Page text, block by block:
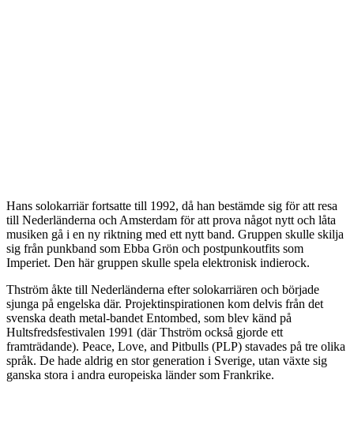
Hans solokarriär fortsatte till 1992, då han bestämde sig för att resa
till Nederländerna och Amsterdam för att prova något nytt och låta
musiken gå i en ny riktning med ett nytt band. Gruppen skulle skilja
sig från punkband som Ebba Grön och postpunkoutfits som
Imperiet. Den här gruppen skulle spela elektronisk indierock.
Thström åkte till Nederländerna efter solokarriären och började
sjunga på engelska där. Projektinspirationen kom delvis från det
svenska death metal-bandet Entombed, som blev känd på
Hultsfredsfestivalen 1991 (där Thström också gjorde ett
framträdande). Peace, Love, and Pitbulls (PLP) stavades på tre olika
språk. De hade aldrig en stor generation i Sverige, utan växte sig
ganska stora i andra europeiska länder som Frankrike.